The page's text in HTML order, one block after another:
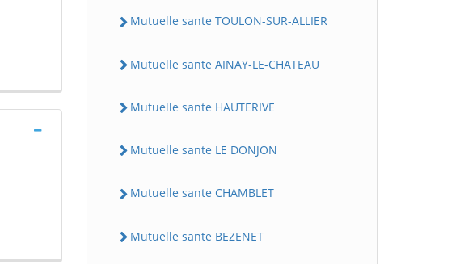
Mutuelle sante TOULON-SUR-ALLIER
Mutuelle sante AINAY-LE-CHATEAU
Mutuelle sante HAUTERIVE
Mutuelle sante LE DONJON
Mutuelle sante CHAMBLET
Mutuelle sante BEZENET